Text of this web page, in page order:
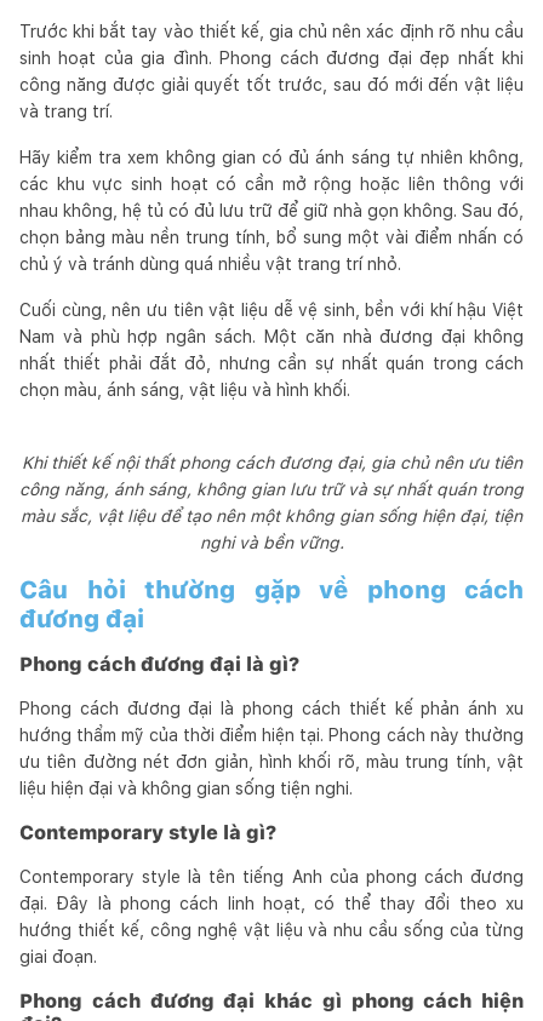
Trước khi bắt tay vào thiết kế, gia chủ nên xác định rõ nhu cầu
sinh hoạt của gia đình. Phong cách đương đại đẹp nhất khi
công năng được giải quyết tốt trước, sau đó mới đến vật liệu
và trang trí.
Hãy kiểm tra xem không gian có đủ ánh sáng tự nhiên không,
các khu vực sinh hoạt có cần mở rộng hoặc liên thông với
nhau không, hệ tủ có đủ lưu trữ để giữ nhà gọn không. Sau đó,
chọn bảng màu nền trung tính, bổ sung một vài điểm nhấn có
chủ ý và tránh dùng quá nhiều vật trang trí nhỏ.
Cuối cùng, nên ưu tiên vật liệu dễ vệ sinh, bền với khí hậu Việt
Nam và phù hợp ngân sách. Một căn nhà đương đại không
nhất thiết phải đắt đỏ, nhưng cần sự nhất quán trong cách
chọn màu, ánh sáng, vật liệu và hình khối.
Khi thiết kế nội thất phong cách đương đại, gia chủ nên ưu tiên
công năng, ánh sáng, không gian lưu trữ và sự nhất quán trong
màu sắc, vật liệu để tạo nên một không gian sống hiện đại, tiện
nghi và bền vững.
Câu hỏi thường gặp về phong cách
đương đại
Phong cách đương đại là gì?
Phong cách đương đại là phong cách thiết kế phản ánh xu
hướng thẩm mỹ của thời điểm hiện tại. Phong cách này thường
ưu tiên đường nét đơn giản, hình khối rõ, màu trung tính, vật
liệu hiện đại và không gian sống tiện nghi.
Contemporary style là gì?
Contemporary style là tên tiếng Anh của phong cách đương
đại. Đây là phong cách linh hoạt, có thể thay đổi theo xu
hướng thiết kế, công nghệ vật liệu và nhu cầu sống của từng
giai đoạn.
Phong cách đương đại khác gì phong cách hiện